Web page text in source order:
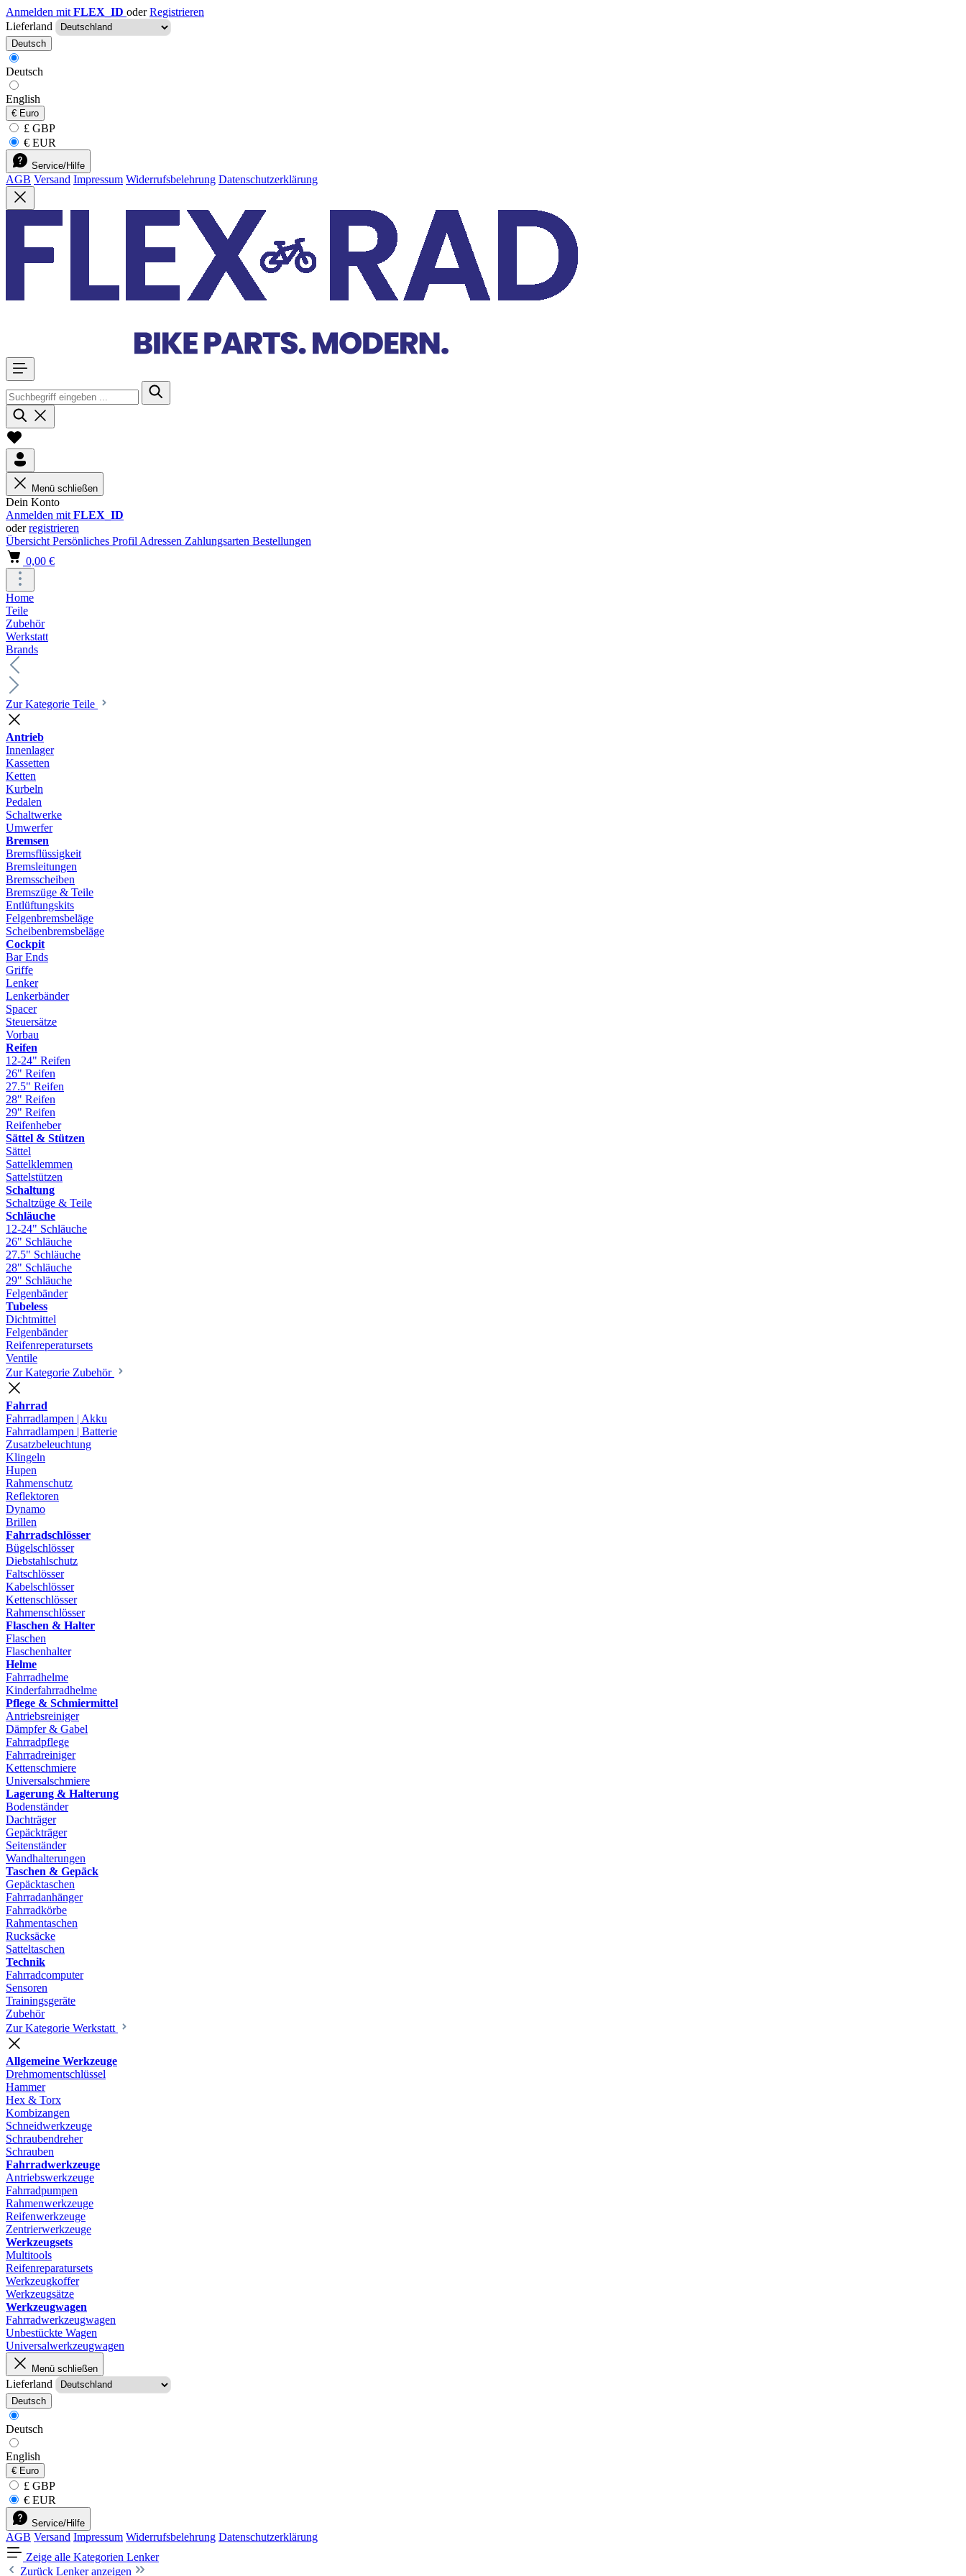
Anmelden mit FLEX_ID oder Registrieren
Lieferland
Deutsch
Deutsch
English
€ Euro
£ GBP
€ EUR
Service/Hilfe
AGB Versand Impressum Widerrufsbelehrung Datenschutzerklärung
Menü schließen
Dein Konto
Anmelden mit FLEX_ID
oderregistrieren
Übersicht Persönliches Profil Adressen Zahlungsarten Bestellungen
0,00 €
Home
Teile
Zubehör
Werkstatt
Brands
Zur Kategorie Teile
Antrieb
Innenlager
Kassetten
Ketten
Kurbeln
Pedalen
Schaltwerke
Umwerfer
Bremsen
Bremsflüssigkeit
Bremsleitungen
Bremsscheiben
Bremszüge & Teile
Entlüftungskits
Felgenbremsbeläge
Scheibenbremsbeläge
Cockpit
Bar Ends
Griffe
Lenker
Lenkerbänder
Spacer
Steuersätze
Vorbau
Reifen
12-24" Reifen
26" Reifen
27.5" Reifen
28" Reifen
29" Reifen
Reifenheber
Sättel & Stützen
Sättel
Sattelklemmen
Sattelstützen
Schaltung
Schaltzüge & Teile
Schläuche
12-24" Schläuche
26" Schläuche
27.5" Schläuche
28" Schläuche
29" Schläuche
Felgenbänder
Tubeless
Dichtmittel
Felgenbänder
Reifenreperatursets
Ventile
Zur Kategorie Zubehör
Fahrrad
Fahrradlampen | Akku
Fahrradlampen | Batterie
Zusatzbeleuchtung
Klingeln
Hupen
Rahmenschutz
Reflektoren
Dynamo
Brillen
Fahrradschlösser
Bügelschlösser
Diebstahlschutz
Faltschlösser
Kabelschlösser
Kettenschlösser
Rahmenschlösser
Flaschen & Halter
Flaschen
Flaschenhalter
Helme
Fahrradhelme
Kinderfahrradhelme
Pflege & Schmiermittel
Antriebsreiniger
Dämpfer & Gabel
Fahrradpflege
Fahrradreiniger
Kettenschmiere
Universalschmiere
Lagerung & Halterung
Bodenständer
Dachträger
Gepäckträger
Seitenständer
Wandhalterungen
Taschen & Gepäck
Gepäcktaschen
Fahrradanhänger
Fahrradkörbe
Rahmentaschen
Rucksäcke
Satteltaschen
Technik
Fahrradcomputer
Sensoren
Trainingsgeräte
Zubehör
Zur Kategorie Werkstatt
Allgemeine Werkzeuge
Drehmomentschlüssel
Hammer
Hex & Torx
Kombizangen
Schneidwerkzeuge
Schraubendreher
Schrauben
Fahrradwerkzeuge
Antriebswerkzeuge
Fahrradpumpen
Rahmenwerkzeuge
Reifenwerkzeuge
Zentrierwerkzeuge
Werkzeugsets
Multitools
Reifenreparatursets
Werkzeugkoffer
Werkzeugsätze
Werkzeugwagen
Fahrradwerkzeugwagen
Unbestückte Wagen
Universalwerkzeugwagen
Menü schließen
Lieferland
Deutsch
Deutsch
English
€ Euro
£ GBP
€ EUR
Service/Hilfe
AGB Versand Impressum Widerrufsbelehrung Datenschutzerklärung
Zeige alle Kategorien Lenker
Zurück Lenker anzeigen